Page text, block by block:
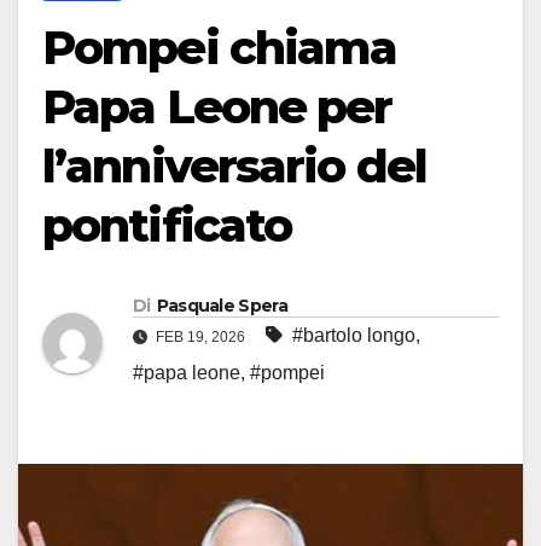
Pompei chiama
Papa Leone per
l’anniversario del
pontificato
Di Pasquale Spera
FEB 19, 2026 #bartolo longo,
#papa leone, #pompei